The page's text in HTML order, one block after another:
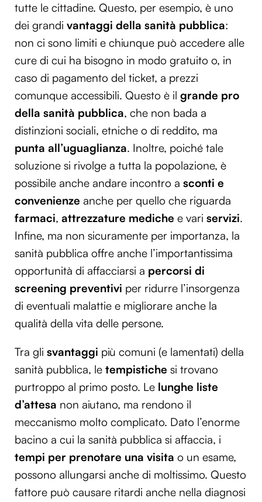
tutte le cittadine. Questo, per esempio, è uno
dei grandi vantaggi della sanità pubblica:
non ci sono limiti e chiunque può accedere alle
cure di cui ha bisogno in modo gratuito o, in
caso di pagamento del ticket, a prezzi
comunque accessibili. Questo è il grande pro
della sanità pubblica, che non bada a
distinzioni sociali, etniche o di reddito, ma
punta all’uguaglianza. Inoltre, poiché tale
soluzione si rivolge a tutta la popolazione, è
possibile anche andare incontro a sconti e
convenienze anche per quello che riguarda
farmaci, attrezzature mediche e vari servizi.
Infine, ma non sicuramente per importanza, la
sanità pubblica offre anche l’importantissima
opportunità di affacciarsi a percorsi di
screening preventivi per ridurre l’insorgenza
di eventuali malattie e migliorare anche la
qualità della vita delle persone.
Tra gli svantaggi più comuni (e lamentati) della
sanità pubblica, le tempistiche si trovano
purtroppo al primo posto. Le lunghe liste
d’attesa non aiutano, ma rendono il
meccanismo molto complicato. Dato l’enorme
bacino a cui la sanità pubblica si affaccia, i
tempi per prenotare una visita o un esame,
possono allungarsi anche di moltissimo. Questo
fattore può causare ritardi anche nella diagnosi